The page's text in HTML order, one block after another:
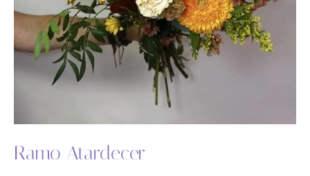
Ramo Atardecer